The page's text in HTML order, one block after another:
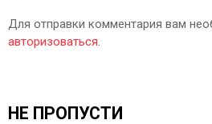
Для отправки комментария вам
авторизоваться.
НЕ ПРОПУСТИ